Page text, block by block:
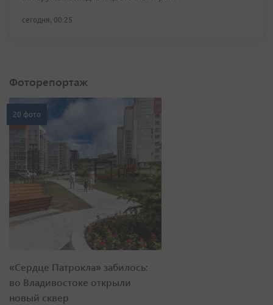
сегодня, 00:25
Фоторепортаж
20 фото
«Сердце Патрокла» забилось:
во Владивостоке открыли
новый сквер